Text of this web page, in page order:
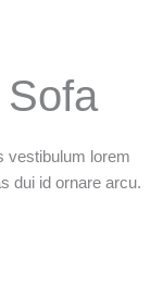
vestibulum lorem
dui id ornare arcu.